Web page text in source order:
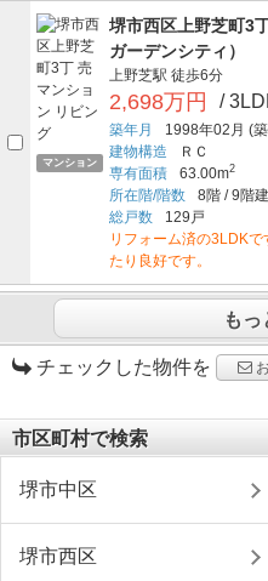
マンション
堺市西区上野芝町3
ガーデンシティ）
上野芝駅 徒歩6分
2,698万円 /
築年月 1998年02月 (
建物構造
ＲＣ
専有面積
63.00m2
所在階/階数 8階 /9階建
総戸数
129戸
リフォーム済の3LDK
たり良好です。
もっ
チェックした物件を
市区町村で検索
堺市中区
堺市西区